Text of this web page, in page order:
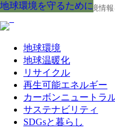
地球の今と未来に役立つ環境情
地球環境
地球温暖化
リサイクル
再生可能エネルギー
カーボンニュートラ
サステナビリティ
SDGsと暮らし
地球環境を守るために
地球環境を守るために
地球環境を守るために
地球環境を守るために
地球環境を守るために
地球環境を守るために
地球環境を守るために
地球環境を守るために
地球環境を守るために